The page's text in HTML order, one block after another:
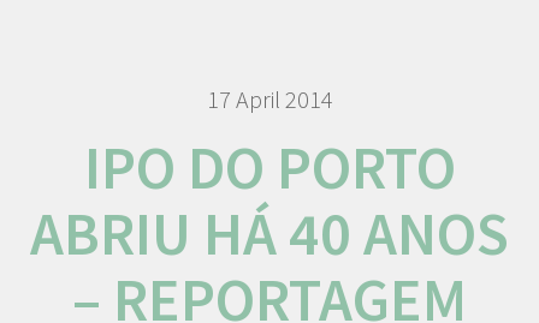
17 April 2014
IPO DO PORTO
ABRIU HÁ 40 ANOS
– REPORTAGEM